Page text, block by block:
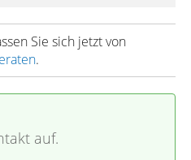
Sie sich jetzt von
.
auf.